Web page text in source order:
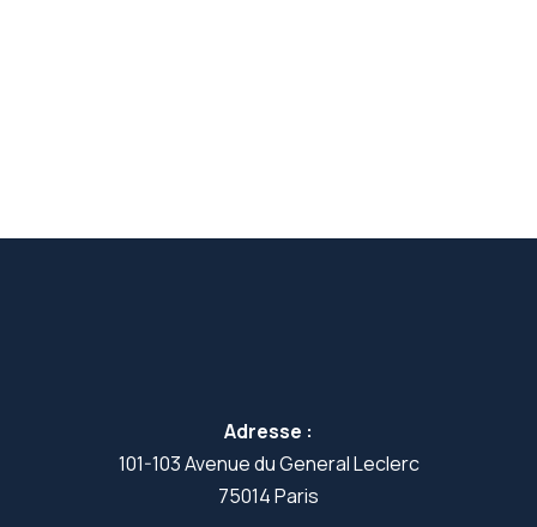
Adresse :
101-103 Avenue du General Leclerc
75014 Paris